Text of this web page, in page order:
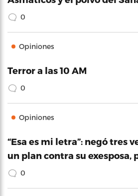
0
Opiniones
Terror a las 10 AM
0
Opiniones
“Esa es mi letra”: negó tres
un plan contra su exesposa,
0